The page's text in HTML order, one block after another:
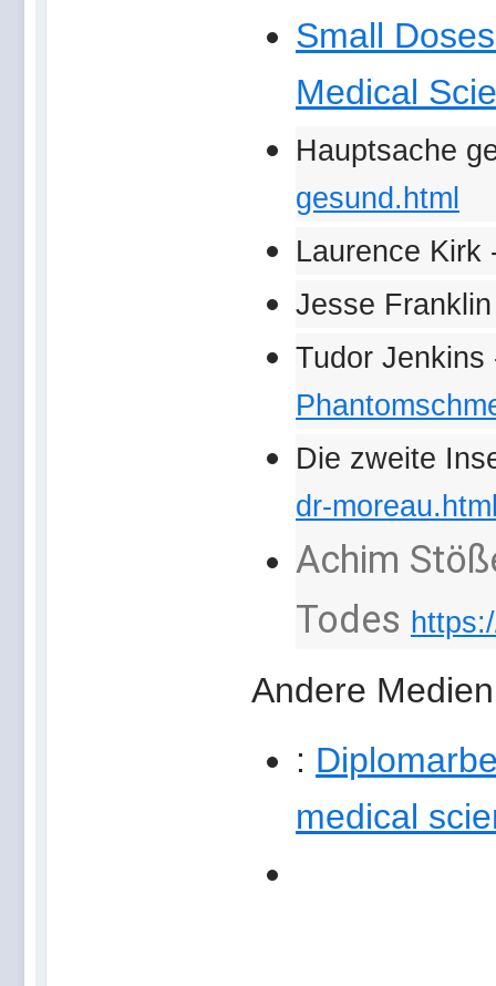
Small
Medical
Hauptsache
gesund.html
Laurence Kirk
Jesse
Tudor
Die zweite
dr-
Achim
Todes
Andere
:
medical